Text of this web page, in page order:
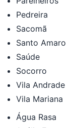
Pedreira
Sacomã
Santo Amaro
Saúde
Socorro
Vila Andrade
Vila Mariana
Água Rasa